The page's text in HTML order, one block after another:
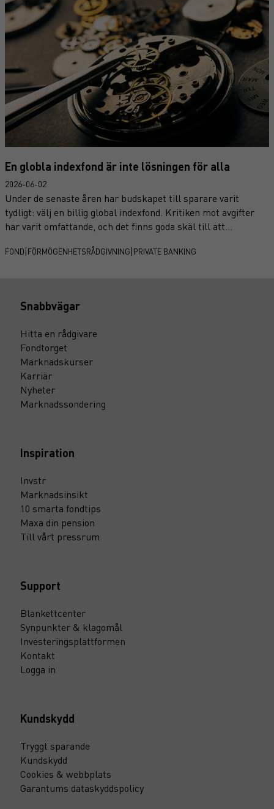
En globla indexfond är inte lösningen för alla
2026-06-02
Under de senaste åren har budskapet till sparare varit
tydligt: välj en billig global indexfond. Kritiken mot avgifter
har varit omfattande, och det finns goda skäl till att
över tid. Samtidigt riskerar debatten att bli förenklad.
FOND|FÖRMÖGENHETSRÅDGIVNING|PRIVATE BANKING
Snabbvägar
Hitta en rådgivare
Fondtorget
Marknadskurser
Karriär
Nyheter
Marknadssondering
Inspiration
Invstr
Marknadsinsikt
10 smarta fondtips
Maxa din pension
Till vårt pressrum
Support
Blankettcenter
Synpunkter & klagomål
Investeringsplattformen
Kontakt
Logga in
Kundskydd
Tryggt sparande
Kundskydd
Cookies & webbplats
Garantums dataskyddspolicy